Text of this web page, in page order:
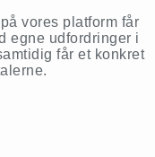
vores platform får
egne udfordringer i
får et konkret